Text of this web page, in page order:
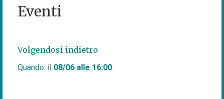
Eventi
Volgendosi indietro
Quando: il 08/06 alle 16:00